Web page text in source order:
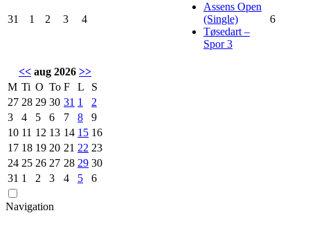
31 1 2 3 4
Assens Open
(Single)
Tøsedart –
Spor 3
6
<< aug 2026 >>
M Ti O To F L
S
27 28 29 30 31 1
2
3
4 5 6 7 8
9
10 11 12 13 14 15 16
17 18 19 20 21 22 23
24 25 26 27 28 29 30
31 1 2 3 4 5 6
Navigation